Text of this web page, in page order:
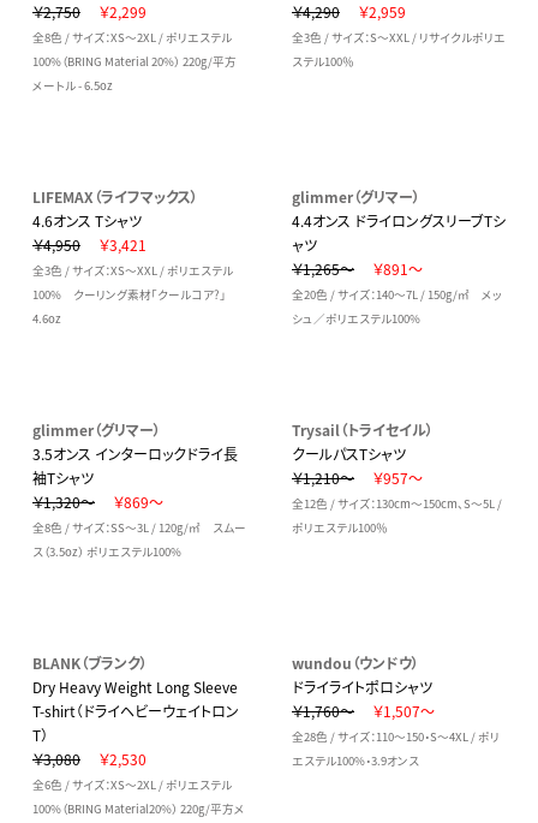
￥2,750
￥2,299
全8色 / サイズ：XS～2XL / ポリエステル
100%（BRING Material 20%） 220g/平方
メートル - 6.5oz
￥4,290
￥2,959
全3色 / サイズ：S～XXL / リサイクルポリエ
ステル100％
LIFEMAX（ライフマックス）
4.6オンス Tシャツ
￥4,950
￥3,421
全3色 / サイズ：XS～XXL / ポリエステル
100% クーリング素材「クールコア?」
4.6oz
glimmer（グリマー）
4.4オンス ドライロングスリーブTシ
ャツ
￥1,265～
￥891～
全20色 / サイズ：140～7L / 150g/㎡ メッ
シュ／ポリエステル100%
glimmer（グリマー）
3.5オンス インターロックドライ長
袖Tシャツ
￥1,320～
￥869～
全8色 / サイズ：SS～3L / 120g/㎡ スムー
ス（3.5oz） ポリエステル100%
Trysail（トライセイル）
クールパスTシャツ
￥1,210～
￥957～
全12色 / サイズ：130cm～150cm、S～5L /
ポリエステル100％
BLANK（ブランク）
Dry Heavy Weight Long Sleeve
T-shirt（ドライヘビーウェイトロン
T）
￥3,080
￥2,530
全6色 / サイズ：XS～2XL / ポリエステル
100%（BRING Material20%） 220g/平方メ
wundou（ウンドウ）
ドライライトポロシャツ
￥1,760～
￥1,507～
全28色 / サイズ：110～150・S～4XL / ポリ
エステル100%・3.9オンス